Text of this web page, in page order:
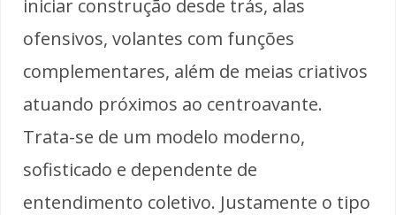
iniciar construção desde trás, alas
ofensivos, volantes com funções
complementares, além de meias criativos
atuando próximos ao centroavante.
Trata-se de um modelo moderno,
sofisticado e dependente de
entendimento coletivo. Justamente o tipo